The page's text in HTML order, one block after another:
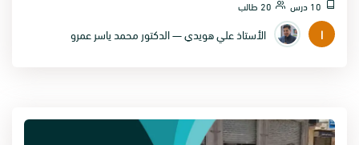
10 درس 20 طالب
ا الأستاذ علي هويدي — الدكتور محمد ياسر عمرو